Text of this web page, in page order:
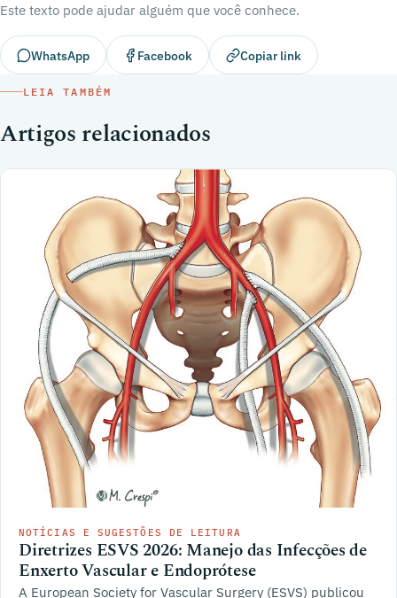
Este texto pode ajudar alguém que você conhece.
WhatsApp Facebook Copiar link
LEIA TAMBÉM
Artigos relacionados
NOTÍCIAS E SUGESTÕES DE LEITURA
Diretrizes ESVS 2026: Manejo das Infecções de
Enxerto Vascular e Endoprótese
A European Society for Vascular Surgery (ESVS) publicou